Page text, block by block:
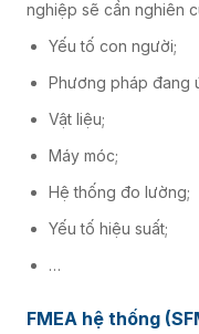
nghiệp sẽ cần nghiên
Yếu tố con người;
Phương pháp đang
Vật liệu;
Máy móc;
Hệ thống đo lường;
Yếu tố hiệu suất;
…
FMEA hệ thống